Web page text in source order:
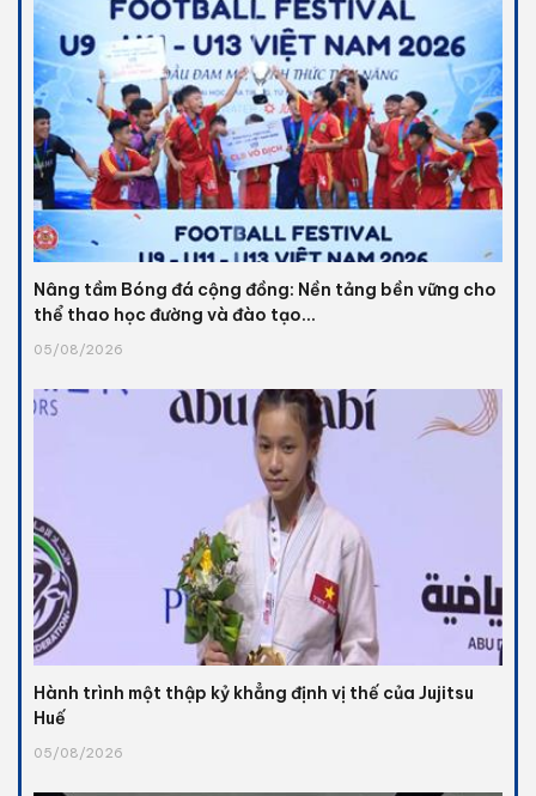
Nâng tầm Bóng đá cộng đồng: Nền tảng bền vững cho
thể thao học đường và đào tạo...
05/08/2026
Hành trình một thập kỷ khẳng định vị thế của Jujitsu
Huế
05/08/2026